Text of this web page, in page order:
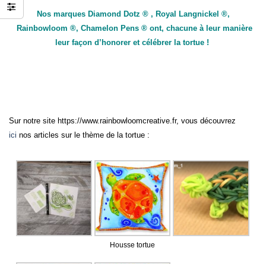
Nos marques Diamond Dotz ® , Royal Langnickel ®,
Rainbowloom ®, Chamelon Pens ® ont, chacune à leur manière
leur façon d’honorer et célébrer la tortue !
Sur notre site https://www.rainbowloomcreative.fr, vous découvrez
ici nos articles sur le thème de la tortue :
Housse tortue